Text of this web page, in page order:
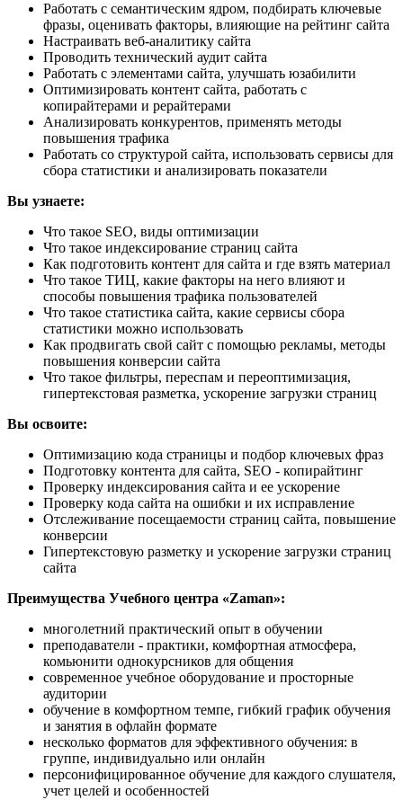
Работать с семантическим ядром, подбирать ключевые
фразы, оценивать факторы, влияющие на рейтинг сайта
Настраивать веб-аналитику сайта
Проводить технический аудит сайта
Работать с элементами сайта, улучшать юзабилити
Оптимизировать контент сайта, работать с
копирайтерами и рерайтерами
Анализировать конкурентов, применять методы
повышения трафика
Работать со структурой сайта, использовать сервисы для
сбора статистики и анализировать показатели
Вы узнаете:
Что такое SEO, виды оптимизации
Что такое индексирование страниц сайта
Как подготовить контент для сайта и где взять материал
Что такое ТИЦ, какие факторы на него влияют и
способы повышения трафика пользователей
Что такое статистика сайта, какие сервисы сбора
статистики можно использовать
Как продвигать свой сайт с помощью рекламы, методы
повышения конверсии сайта
Что такое фильтры, переспам и переоптимизация,
гипертекстовая разметка, ускорение загрузки страниц
Вы освоите:
Оптимизацию кода страницы и подбор ключевых фраз
Подготовку контента для сайта, SEO - копирайтинг
Проверку индексирования сайта и ее ускорение
Проверку кода сайта на ошибки и их исправление
Отслеживание посещаемости страниц сайта, повышение
конверсии
Гипертекстовую разметку и ускорение загрузки страниц
сайта
Преимущества Учебного центра «Zaman»:
многолетний практический опыт в обучении
преподаватели - практики, комфортная атмосфера,
комьюнити однокурсников для общения
современное учебное оборудование и просторные
аудитории
обучение в комфортном темпе, гибкий график обучения
и занятия в офлайн формате
несколько форматов для эффективного обучения: в
группе, индивидуально или онлайн
персонифицированное обучение для каждого слушателя,
учет целей и особенностей